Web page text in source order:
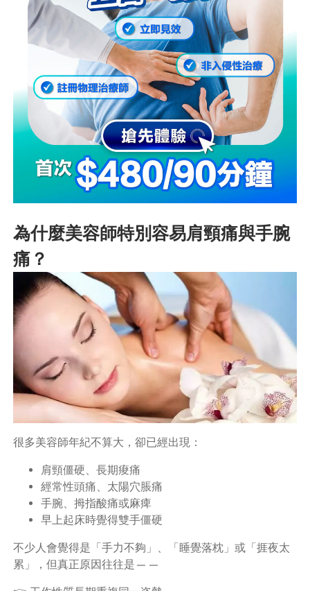
為什麼美容師特別容易肩頸痛與手腕
痛？
很多美容師年紀不算大，卻已經出現：
肩頸僵硬、長期痠痛
經常性頭痛、太陽穴脹痛
手腕、拇指酸痛或麻痺
早上起床時覺得雙手僵硬
不少人會覺得是「手力不夠」、「睡覺落枕」或「捱夜太
累」，但真正原因往往是——